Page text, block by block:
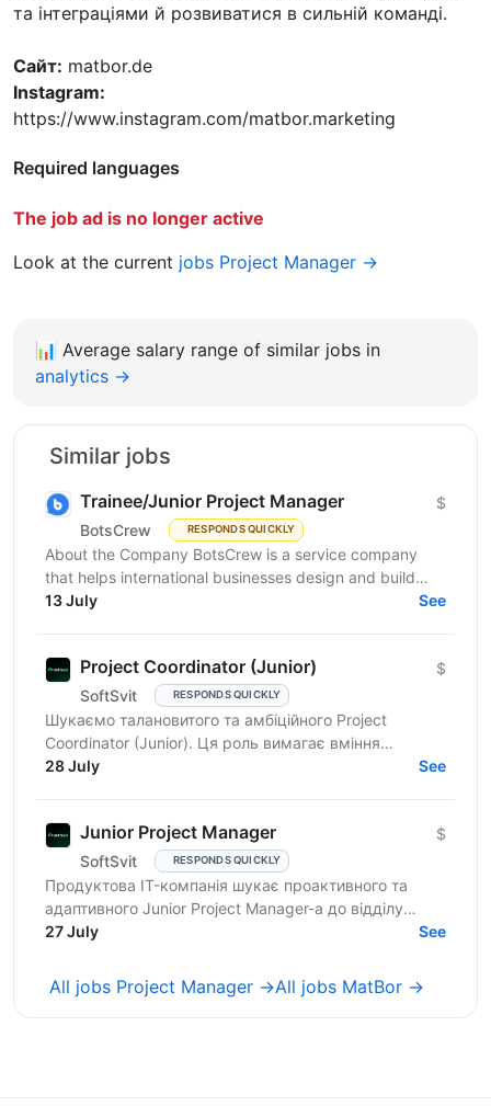
та інтеграціями й розвиватися в сильній команді.
Сайт: matbor.de
Instagram:
https://www.instagram.com/matbor.marketing
Required languages
The job ad is no longer active
Look at the current jobs Project Manager →
📊 Average salary range of similar jobs in
analytics →
Similar jobs
Trainee/Junior Project Manager
BotsCrew RESPONDS QUICKLY
$
About the Company BotsCrew is a service company
that helps international businesses design and build
custom AI solutions, automation tools, chatbots, and...
13 July See
Project Coordinator (Junior)
SoftSvit RESPONDS QUICKLY
$
Шукаємо талановитого та амбіційного Project
Coordinator (Junior). Ця роль вимагає вміння
працювати в команді, ефективно спілкуватися та
28 July See
Junior Project Manager
SoftSvit RESPONDS QUICKLY
$
Продуктова IT-компанія шукає проактивного та
адаптивного Junior Project Manager-а до відділу
інтернет-маркетингу. Ви чудово підійдете, якщо
27 July See
All jobs Project Manager →All jobs MatBor →